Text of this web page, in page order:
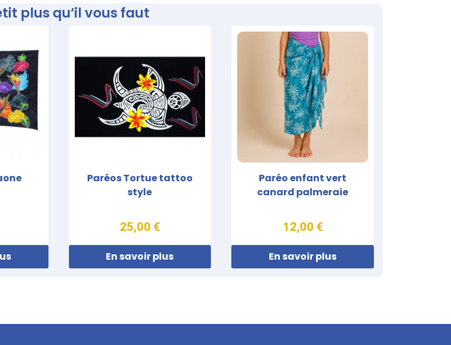
plus qu’il vous faut
Paréos Tortue tattoo
style
25,00 €
En savoir plus
Paréo enfant vert
canard palmeraie
12,00 €
En savoir plus